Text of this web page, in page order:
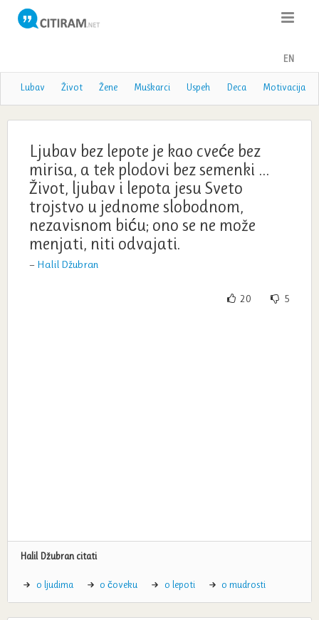
Poslovice
Teme
Autori
EN
Lubav Život Žene Muškarci Uspeh Deca Motivacija
Ljubav bez lepote je kao cveće bez
mirisa, a tek plodovi bez semenki …
Život, ljubav i lepota jesu Sveto
trojstvo u jednome slobodnom,
nezavisnom biću; ono se ne može
menjati, niti odvajati.
— Halil Džubran
20 5
Halil Džubran citati
o ljudima o čoveku o lepoti o mudrosti